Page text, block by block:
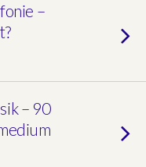
–
– 90